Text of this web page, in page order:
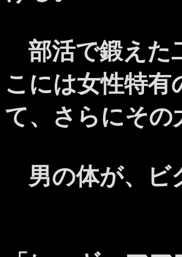
部活で鍛えた
こには女性特
て、さらにその
男の体が、ビ